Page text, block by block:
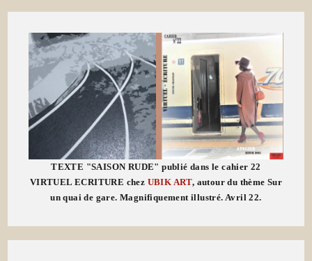
TEXTE "SAISON RUDE" publié dans le cahier 22
VIRTUEL ECRITURE chez UBIK ART, autour du thème Sur
un quai de gare. Magnifiquement illustré. Avril 22.